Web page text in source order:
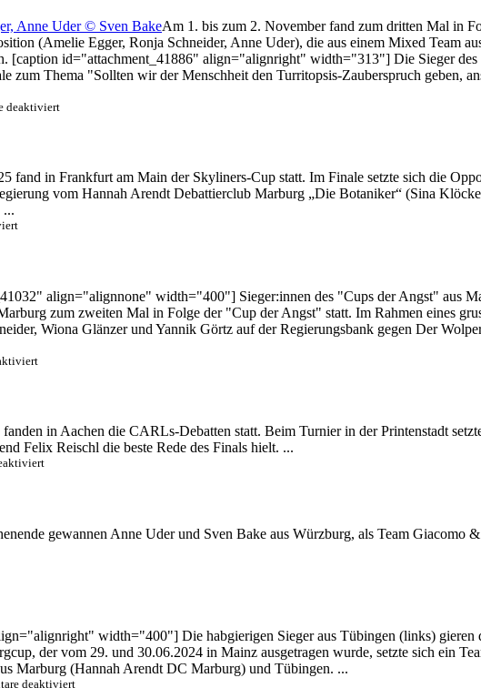
Ebbelwoi
Bembel
2026
Am 1. bis zum 2. November fand zum dritten Mal in
(Amelie Egger, Ronja Schneider, Anne Uder), die aus einem Mixed Team
[caption id="attachment_41886" align="alignright" width="313"] Die Sieger des
Thema "Sollten wir der Menschheit den Turritopsis-Zauberspruch geben,
deaktiviertfür
den
Cup
fand in Frankfurt am Main der Skyliners-Cup statt. Im Finale setzte sich die
vom Hannah Arendt Debattierclub Marburg „Die Botaniker“ (Sina
...
für
Cup
in
Frankfurt
Main
align="alignnone" width="400"] Sieger:innen des "Cups der Angst" aus
zum zweiten Mal in Folge der "Cup der Angst" statt. Im Rahmen eines
Wiona Glänzer und Yannik Görtz auf der Regierungsbank gegen Der
für
der
Angst“
in
in Aachen die CARLs-Debatten statt. Beim Turnier in der Printenstadt
Felix Reischl die beste Rede des Finals hielt. ...
für
2024
gewannen Anne Uder und Sven Bake aus Würzburg, als Team Giacomo
width="400"] Die habgierigen Sieger aus Tübingen (links) gieren
der vom 29. und 30.06.2024 in Mainz ausgetragen wurde, setzte sich ein
Marburg (Hannah Arendt DC Marburg) und Tübingen. ...
deaktiviertfür